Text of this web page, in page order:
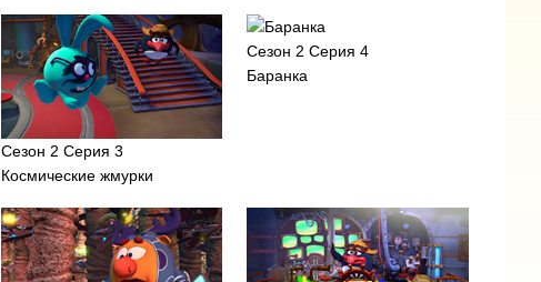
Сезон 2 Серия 3
Космические жмурки
Сезон 2 Серия 4
Баранка